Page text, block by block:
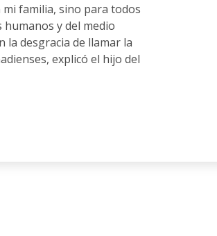
familia, sino para todos
humanos y del medio
la desgracia de llamar la
explicó el hijo del